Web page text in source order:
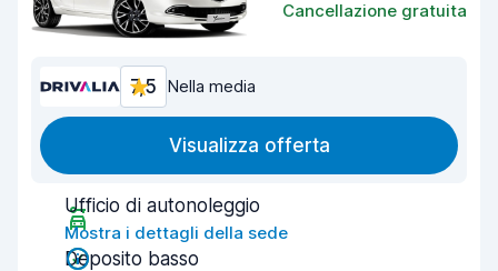
Cancellazione gratuita
7,5 Nella media
Visualizza offerta
Ufficio di autonoleggio
Mostra i dettagli della sede
Deposito basso